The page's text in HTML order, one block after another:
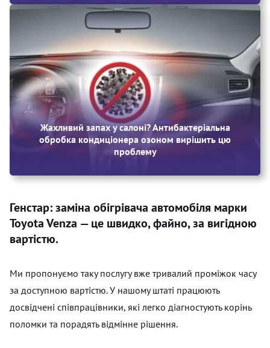
Жахливий запах у салоні? Антибактеріальна
обробка кондиціонера озоном вирішить цю
проблему
Генстар: заміна обігрівача автомобіля марки
Toyota Venza — це швидко, файно, за вигідною
вартістю.
Ми пропонуємо таку послугу вже тривалий проміжок часу
за доступною вартістю. У нашому штаті працюють
досвідчені співпрацівники, які легко діагностують корінь
поломки та порадять відмінне рішення.